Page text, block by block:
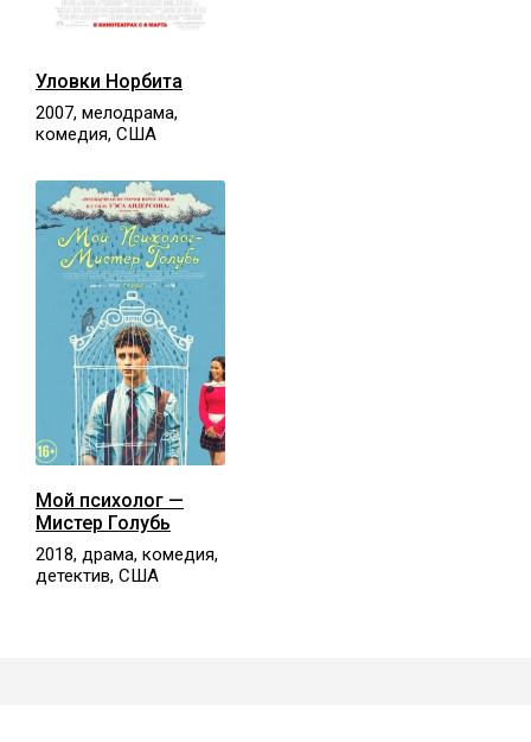
Уловки Норбита
2007, мелодрама,
комедия, США
Мой психолог —
Мистер Голубь
2018, драма, комедия,
детектив, США